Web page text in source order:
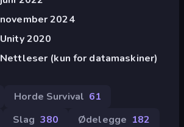
november 2024
Unity 2020
Nettleser (kun for datamaskiner)
Horde Survival 61
Slag 380 Ødelegge 182